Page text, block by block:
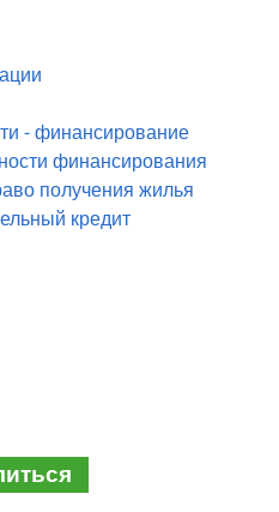
- финансирование
финансирования
получения жилья
кредит